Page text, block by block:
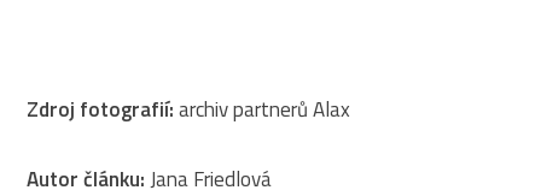
Zdroj fotografií:archiv partnerů Alax
Autor článku:Jana Friedlová